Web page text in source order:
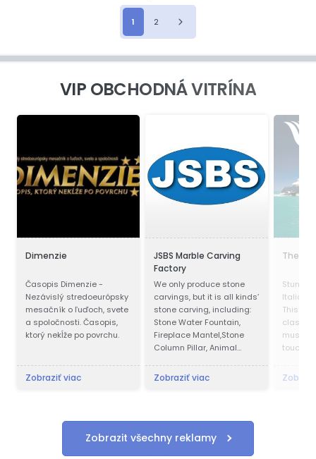
1 2
VIP OBCHODNÁ VITRÍNA
Dimenzie
Časopis Dimenzie -
Nezávislý stredoeurópsky
mesačník o ľuďoch, svete
a spoločnosti. Časopis,
ktorý nekĺže po povrchu.
Zobraziť viac
JSBS Marble Carving
Factory
We only produce stone
carvings, but it is all kinds’
stone carving, including:
Stone Water Fountain,
Fireplace Mantel,Stone
Column Pillar, Animal
& Window Surround,
Abstract Sculpture,
Headstone, Chinese
Zobraziť viac
The
Italian
This
class
must
touch
Zobrazit všechny reklamy